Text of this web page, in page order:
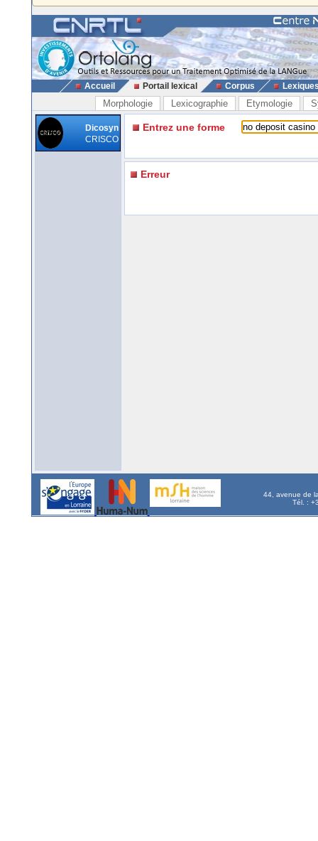
Accueil Portail lexical Corpus
Morphologie Lexicographie Etymologie
Dicosyn
CRISCO
Entrez une forme
Erreur
44, avenue de
Tél. :